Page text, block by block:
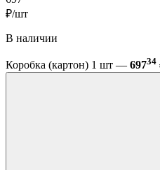
₽/шт
В наличии
Коробка (картон) 1 шт — 69734